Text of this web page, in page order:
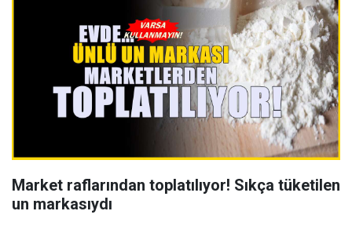
Market raflarından toplatılıyor! Sıkça tüketilen
un markasıydı